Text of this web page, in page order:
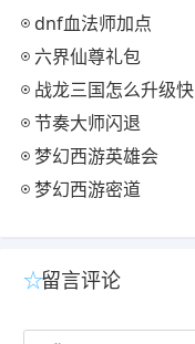
dnf血法师加点
六界仙尊礼包
战龙三国怎么升级快
节奏大师闪退
梦幻西游英雄会
梦幻西游密道
留言评论